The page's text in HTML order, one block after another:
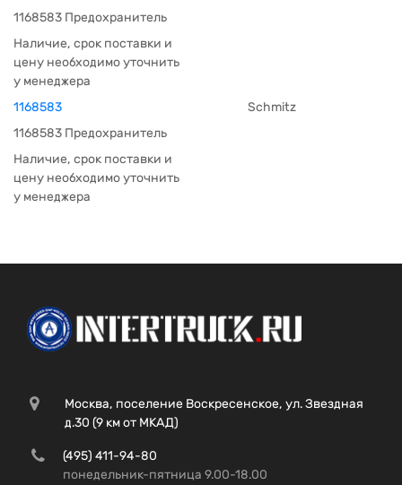
1168583 Предохранитель
Наличие, срок поставки и
цену необходимо уточнить
у менеджера
1168583
Schmitz
1168583 Предохранитель
Наличие, срок поставки и
цену необходимо уточнить
у менеджера
Москва, поселение Воскресенское, ул. Звездная
д.30 (9 км от МКАД)
(495) 411-94-80
понедельник-пятница 9.00-18.00